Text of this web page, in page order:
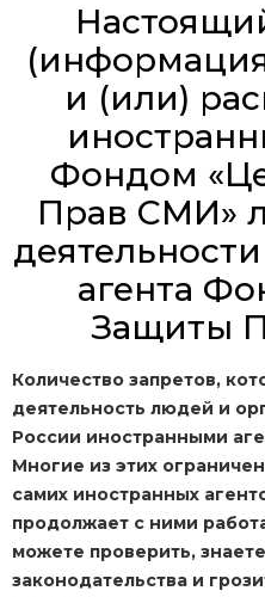
и (или)
Фондом
Прав СМИ»
агента
Защиты
Количество запретов,
деятельность людей и
России иностранными
Многие из этих
самих иностранных
продолжает с ними
можете проверить,
законодательства и